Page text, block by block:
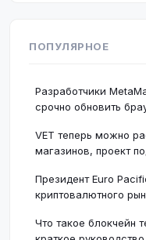
ПОПУЛЯРНОЕ
Разработчики
срочно обновить
VET теперь можно
магазинов, проект
Президент Euro
криптовалютного
Что такое блокчейн